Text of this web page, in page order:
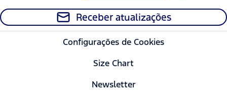
Receber atualizações
Configurações de Cookies
Size Chart
Newsletter